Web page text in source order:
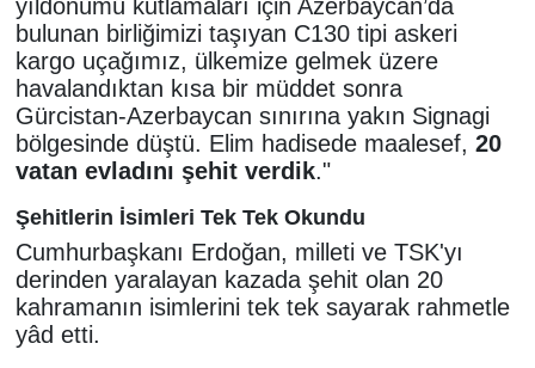
yıldönümü kutlamaları için Azerbaycan’da
bulunan birliğimizi taşıyan C130 tipi askeri
kargo uçağımız, ülkemize gelmek üzere
havalandıktan kısa bir müddet sonra
Gürcistan-Azerbaycan sınırına yakın Signagi
bölgesinde düştü. Elim hadisede maalesef, 20
vatan evladını şehit verdik."
Şehitlerin İsimleri Tek Tek Okundu
Cumhurbaşkanı Erdoğan, milleti ve TSK'yı
derinden yaralayan kazada şehit olan 20
kahramanın isimlerini tek tek sayarak rahmetle
yâd etti.